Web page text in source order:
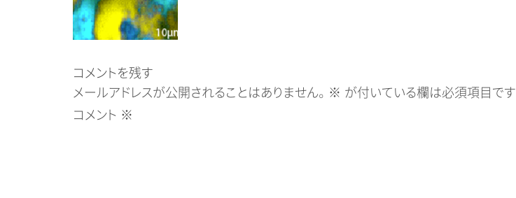
コメントを残す
メールアドレスが公開されることはありません。 ※ が付いている欄は必須項目です
コメント ※